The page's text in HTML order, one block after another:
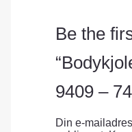
Be the
9409 –
Din e-